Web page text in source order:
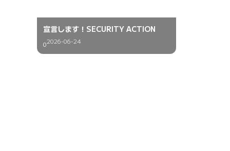
宣言します！SECURITY ACTION
02026-06-24